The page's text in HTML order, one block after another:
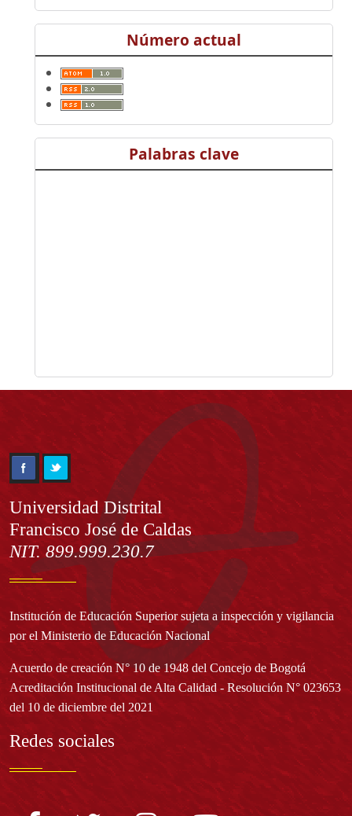
Número actual
Palabras clave
Información
Universidad Distrital
Francisco José de Caldas
NIT. 899.999.230.7
Institución de Educación Superior sujeta a inspección y vigilancia
por el Ministerio de Educación Nacional
Acuerdo de creación N° 10 de 1948 del Concejo de Bogotá
Acreditación Institucional de Alta Calidad - Resolución N° 023653
del 10 de diciembre del 2021
Redes sociales